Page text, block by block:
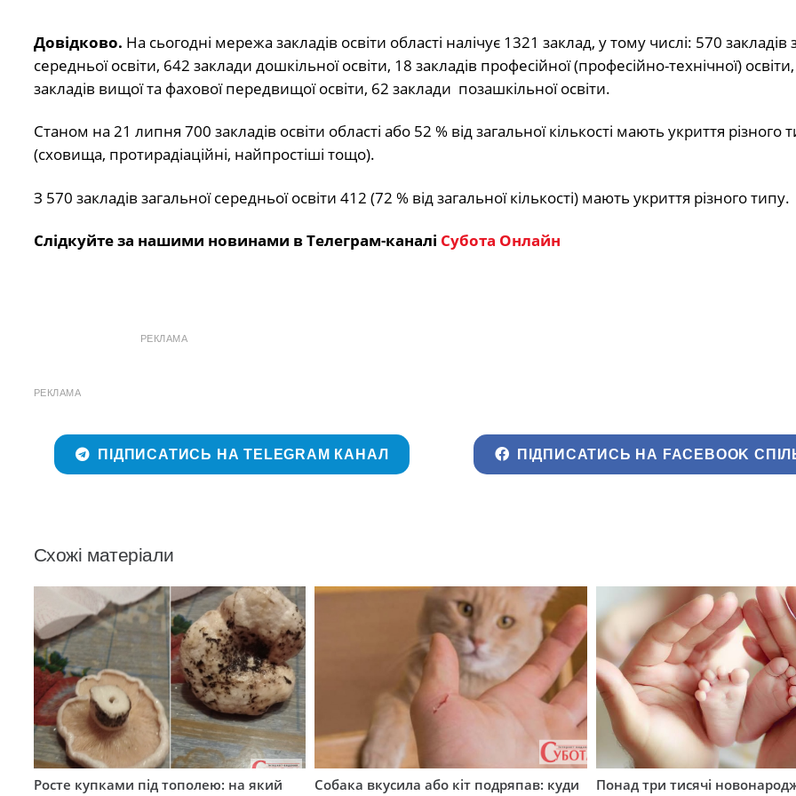
Довідково. На сьогодні мережа закладів освіти області налічує 1321 заклад, у тому числі: 570 закладів
середньої освіти, 642 заклади дошкільної освіти, 18 закладів професійної (професійно-технічної)
закладів вищої та фахової передвищої освіти, 62 заклади позашкільної освіти.
Станом на 21 липня 700 закладів освіти області або 52 % від загальної кількості мають укриття різного
(сховища, протирадіаційні, найпростіші тощо).
З 570 закладів загальної середньої освіти 412 (72 % від загальної кількості) мають укриття різного типу.
Слідкуйте за нашими новинами в Телеграм-каналі Субота Онлайн
РЕКЛАМА
РЕКЛАМА
ПІДПИСАТИСЬ НА TELEGRAM КАНАЛ ПІДПИСАТИСЬ НА FACEBOOK
Схожі матеріали
Росте купками під тополею: на який
Собака вкусила або кіт подряпав: куди
Понад три тисячі